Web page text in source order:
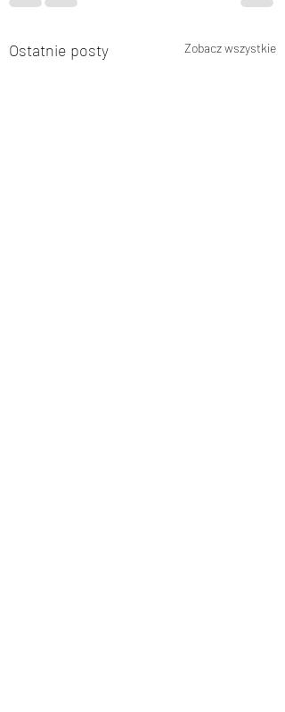
Ostatnie posty Zobacz wszystkie